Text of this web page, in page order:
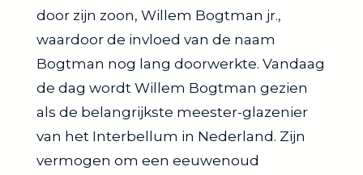
door zijn zoon, Willem Bogtman jr.,
waardoor de invloed van de naam
Bogtman nog lang doorwerkte. Vandaag
de dag wordt Willem Bogtman gezien
als de belangrijkste meester-glazenier
van het Interbellum in Nederland. Zijn
vermogen om een eeuwenoud